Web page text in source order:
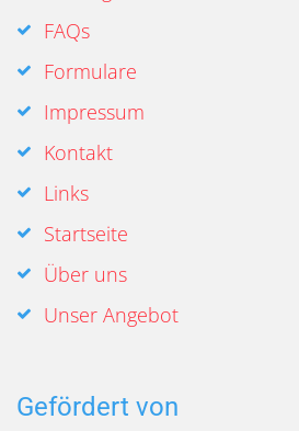
FAQs
Formulare
Impressum
Kontakt
Links
Startseite
Über uns
Unser Angebot
Gefördert von